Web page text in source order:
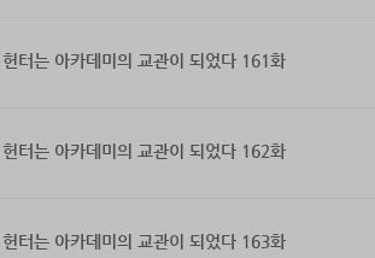
헌터는 아카데미의 교관이 되었다 161화
헌터는 아카데미의 교관이 되었다 162화
헌터는 아카데미의 교관이 되었다 163화